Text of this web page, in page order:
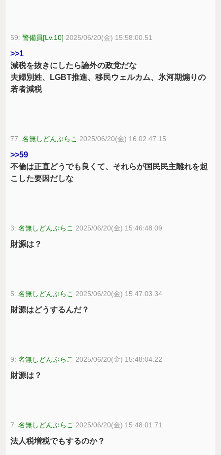
59:警備員[Lv.10] 2025/06/20(金) 15:58:00.51
>>1
減税を抜きにしたら論外の政党だな
夫婦別姓、LGBT推進、移民ウェルカム、氷河期煽りの
若者減税
77:名無しどんぶらこ 2025/06/20(金) 16:02:47.15
>>59
不倫は正直どうでも良くて、それらが国民民主離れを起
こした要因だしな
3:名無しどんぶらこ 2025/06/20(金) 15:46:48.09
財源は？
5:名無しどんぶらこ 2025/06/20(金) 15:47:03.34
財源はどうするんだ？
9:名無しどんぶらこ 2025/06/20(金) 15:48:04.22
財源は？
7:名無しどんぶらこ 2025/06/20(金) 15:48:01.71
法人税増税でもするのか？